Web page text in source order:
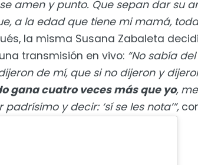
amen y punto. Que sepan dar su
a la edad que tiene mi mamá,
la misma Susana Zabaleta
transmisión en vivo: “No sabía
de mí, que si no dijeron y
gana cuatro veces más que yo,
y decir: ‘sí se les nota’”,